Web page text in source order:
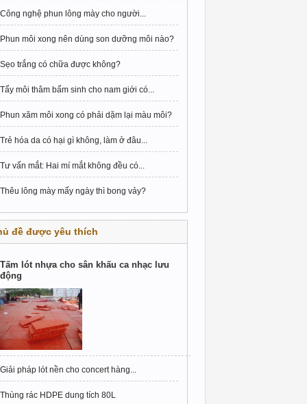
Công nghệ phun lông mày cho người...
Phun môi xong nên dùng son dưỡng môi nào?
Sẹo trắng có chữa được không?
Tẩy môi thâm bẩm sinh cho nam giới có...
Phun xăm môi xong có phải dặm lại màu môi?
Trẻ hóa da có hại gì không, làm ở đâu...
Tư vấn mắt: Hai mí mắt không đều có...
Thêu lông mày mấy ngày thì bong vảy?
đề được yêu thích
Tấm lót nhựa cho sân khấu ca nhạc lưu
động
Giải pháp lót nền cho concert hàng...
Thùng rác HDPE dung tích 80L